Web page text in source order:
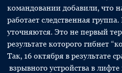
командовании добавили, что
работает следственная
уточняются. Это не первый
результате которого гибнет
Так, 16 октября в результате
взрывного устройства в